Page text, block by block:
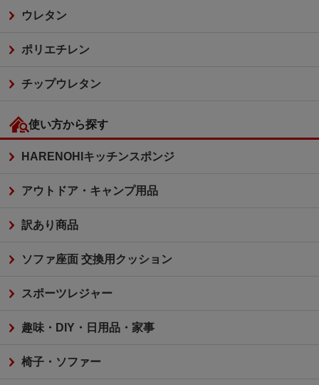
ウレタン
ポリエチレン
チップウレタン
使い方から探す
HARENOHIキッチンスポンジ
アウトドア・キャンプ用品
訳あり商品
ソファ座面 交換用クッション
スポーツレジャー
趣味・DIY・日用品・家事
椅子・ソファー